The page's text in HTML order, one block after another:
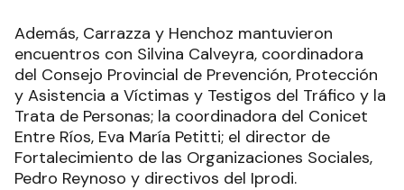
Además, Carrazza y Henchoz mantuvieron
encuentros con Silvina Calveyra, coordinadora
del Consejo Provincial de Prevención, Protección
y Asistencia a Víctimas y Testigos del Tráfico y la
Trata de Personas; la coordinadora del Conicet
Entre Ríos, Eva María Petitti; el director de
Fortalecimiento de las Organizaciones Sociales,
Pedro Reynoso y directivos del Iprodi.